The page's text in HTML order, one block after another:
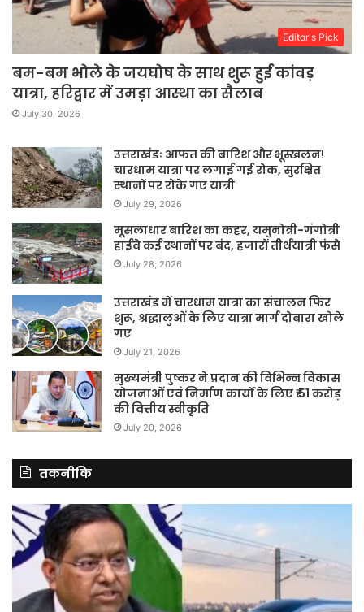
Editor's Pick
बम-बम भोले के जयघोष के साथ शुरू हुई कांवड़
यात्रा, हरिद्वार में उमड़ा आस्था का सैलाब
July 30, 2026
उत्तराखंडः आफत की बारिश और भूस्खलन!
चारधाम यात्रा पर लगाई गई रोक, सुरक्षित
स्थानों पर रोके गए यात्री
July 29, 2026
मूसलाधार बारिश का कहर, यमुनोत्री-गंगोत्री
हाईवे कई स्थानों पर बंद, हजारों तीर्थयात्री फंसे
July 28, 2026
उत्तराखंड में चारधाम यात्रा का संचालन फिर
शुरू, श्रद्धालुओं के लिए यात्रा मार्ग दोबारा खोले
गए
July 21, 2026
मुख्यमंत्री पुष्कर ने प्रदान की विभिन्न विकास
योजनाओं एवं निर्माण कार्यों के लिए ₹ 51 करोड़
की वित्तीय स्वीकृति
July 20, 2026
तकनीकि